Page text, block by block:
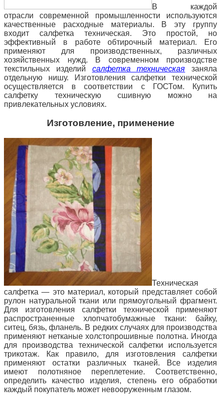
В каждой
отрасли современной промышленности используются
качественные расходные материалы. В эту группу
входит салфетка техническая. Это простой, но
эффективный в работе обтирочный материал. Его
применяют для производственных, различных
хозяйственных нужд. В современном производстве
текстильных изделий салфетка техническая заняла
отдельную нишу. Изготовления салфетки технической
осуществляется в соответствии с ГОСТом. Купить
салфетку техническую сшивную можно на
привлекательных условиях.
Изготовление, применение
Техническая
салфетка — это материал, который представляет собой
рулон натуральной ткани или прямоугольный фрагмент.
Для изготовления салфетки технической применяют
распространенные хлопчатобумажные ткани: байку,
ситец, бязь, фланель. В редких случаях для производства
применяют нетканые холстопрошивные полотна. Иногда
для производства технической салфетки используется
трикотаж. Как правило, для изготовления салфетки
применяют остатки различных тканей. Все изделия
имеют полотняное переплетение. Соответственно,
определить качество изделия, степень его обработки
каждый покупатель может невооруженным глазом.